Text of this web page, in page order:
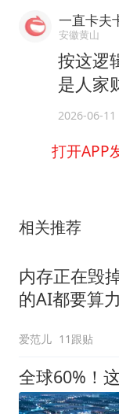
一直卡夫
安徽黄山
按这逻
是人家
2026-06-11
打开APP
相关推荐
内存正在毁
的AI都要算力
爱范儿 11跟贴